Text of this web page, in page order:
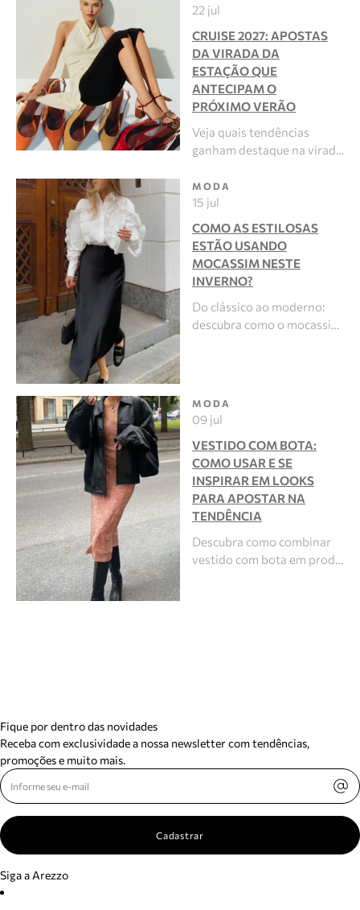
22 jul
CRUISE 2027: APOSTAS
DA VIRADA DA
ESTAÇÃO QUE
ANTECIPAM O
PRÓXIMO VERÃO
Veja quais tendências
ganham destaque na virad…
MODA
15 jul
COMO AS ESTILOSAS
ESTÃO USANDO
MOCASSIM NESTE
INVERNO?
Do clássico ao moderno:
descubra como o mocassi…
MODA
09 jul
VESTIDO COM BOTA:
COMO USAR E SE
INSPIRAR EM LOOKS
PARA APOSTAR NA
TENDÊNCIA
Descubra como combinar
vestido com bota em prod…
Fique por dentro das novidades
Receba com exclusividade a nossa newsletter com tendências,
promoções e muito mais.
Cadastrar
Siga a Arezzo